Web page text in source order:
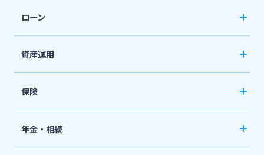
ねっと」
普通預金など
定期預金
ローン
おまとめローン
「おまとめ1（ワン）」
住宅ローン
資産運用
国債
保険
ネット定期保険
年金・相続